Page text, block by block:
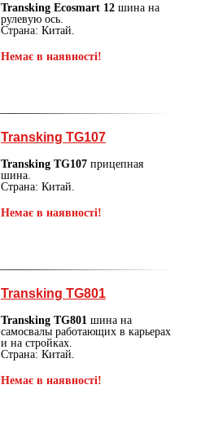
Transking Ecosmart 12 шина на
рулевую ось.
Страна: Китай.
Немає в наявності!
Transking TG107
Transking TG107 прицепная
шина.
Страна: Китай.
Немає в наявності!
Transking TG801
Transking TG801 шина на
самосвалы работающих в карьерах
и на стройках.
Страна: Китай.
Немає в наявності!